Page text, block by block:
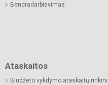
Bendradarbiavimas
Ataskaitos
Biudžeto vykdymo ataskaitų